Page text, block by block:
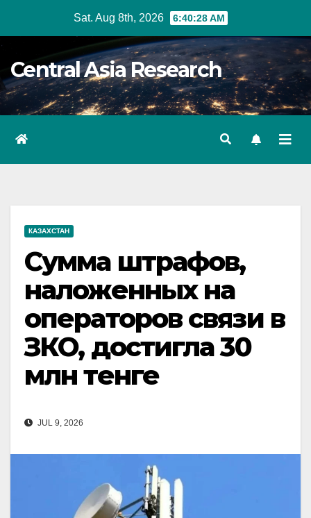
Sat. Aug 8th, 2026 6:40:29 AM
Central Asia Research
КАЗАХСТАН
Сумма штрафов,
наложенных на
операторов связи в
ЗКО, достигла 30
млн тенге
JUL 9, 2026